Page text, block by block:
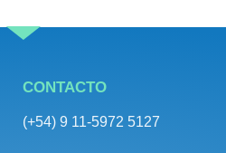
CONTACTO
(+54) 9 11-5972 5127